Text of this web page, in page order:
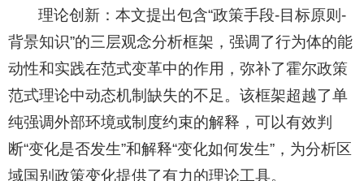
理论创新：本文提出包含“政策手段-目标原则-
背景知识”的三层观念分析框架，强调了行为体的能
动性和实践在范式变革中的作用，弥补了霍尔政策
范式理论中动态机制缺失的不足。该框架超越了单
纯强调外部环境或制度约束的解释，可以有效判
断“变化是否发生”和解释“变化如何发生”，为分析区
域国别政策变化提供了有力的理论工具。